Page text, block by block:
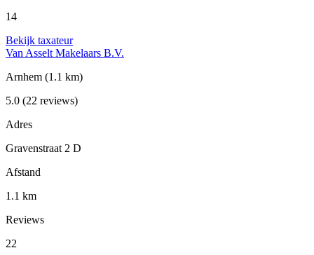
14
Bekijk taxateur
Van Asselt Makelaars B.V.
Arnhem (1.1 km)
5.0 (22 reviews)
Adres
Gravenstraat 2 D
Afstand
1.1 km
Reviews
22